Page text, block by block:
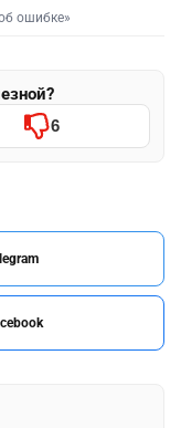
ошибке»
6